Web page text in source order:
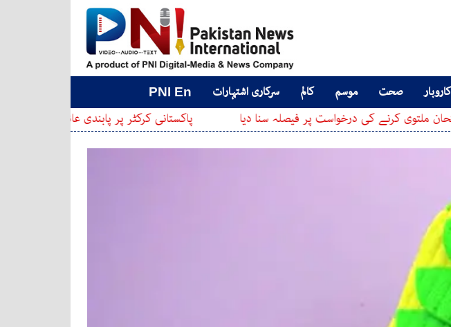
کاروبار صحت موسم کالم سرکاری اشتہارات PNI En
پاکستانی کرکٹر پر پابندی عائد کر دی گئی کی درخواست پر فیصلہ سنا دیا